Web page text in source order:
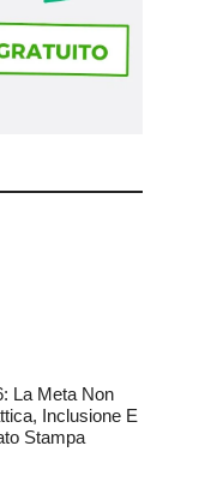
La Meta Non
Inclusione E
Stampa